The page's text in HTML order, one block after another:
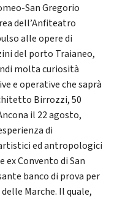
San Gregorio
dell’Anfiteatro
alle opere di
del porto Traianeo,
molta curiosità
e operative che saprà
Birrozzi, 50
il 22 agosto,
di
ed antropologici
ex Convento di San
banco di prova per
Marche. Il quale,